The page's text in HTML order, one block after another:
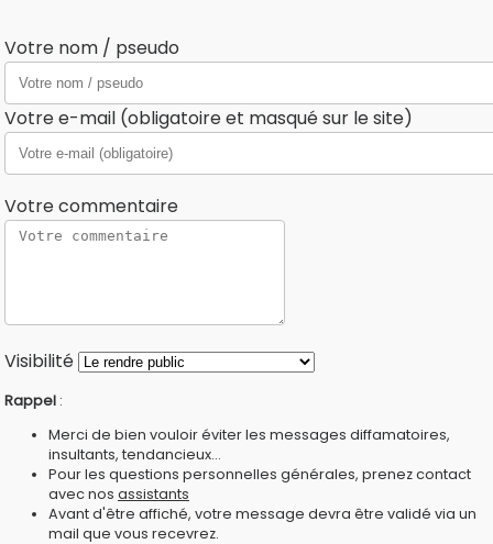
Votre nom / pseudo
Votre e-mail (obligatoire et masqué sur le site)
Votre commentaire
Visibilité
Rappel :
Merci de bien vouloir éviter les messages diffamatoires,
insultants, tendancieux...
Pour les questions personnelles générales, prenez contact
avec nos assistants
Avant d'être affiché, votre message devra être validé via un
mail que vous recevrez.